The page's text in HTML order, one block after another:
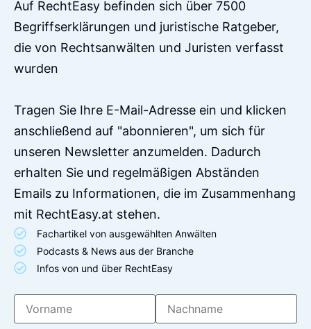
Auf RechtEasy befinden sich über 7500
Begriffserklärungen und juristische Ratgeber,
die von Rechtsanwälten und Juristen verfasst
wurden
Tragen Sie Ihre E-Mail-Adresse ein und klicken
anschließend auf "abonnieren", um sich für
unseren Newsletter anzumelden. Dadurch
erhalten Sie und regelmäßigen Abständen
Emails zu Informationen, die im Zusammenhang
mit RechtEasy.at stehen.
Fachartikel von ausgewählten Anwälten
Podcasts & News aus der Branche
Infos von und über RechtEasy